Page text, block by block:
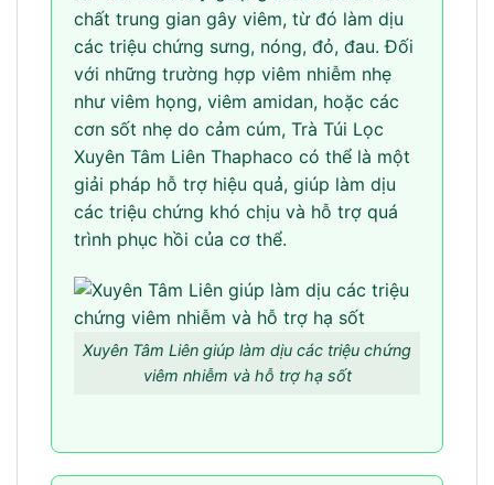
chất trung gian gây viêm, từ đó làm dịu
các triệu chứng sưng, nóng, đỏ, đau. Đối
với những trường hợp viêm nhiễm nhẹ
như viêm họng, viêm amidan, hoặc các
cơn sốt nhẹ do cảm cúm, Trà Túi Lọc
Xuyên Tâm Liên Thaphaco có thể là một
giải pháp hỗ trợ hiệu quả, giúp làm dịu
các triệu chứng khó chịu và hỗ trợ quá
trình phục hồi của cơ thể.
Xuyên Tâm Liên giúp làm dịu các triệu chứng
viêm nhiễm và hỗ trợ hạ sốt